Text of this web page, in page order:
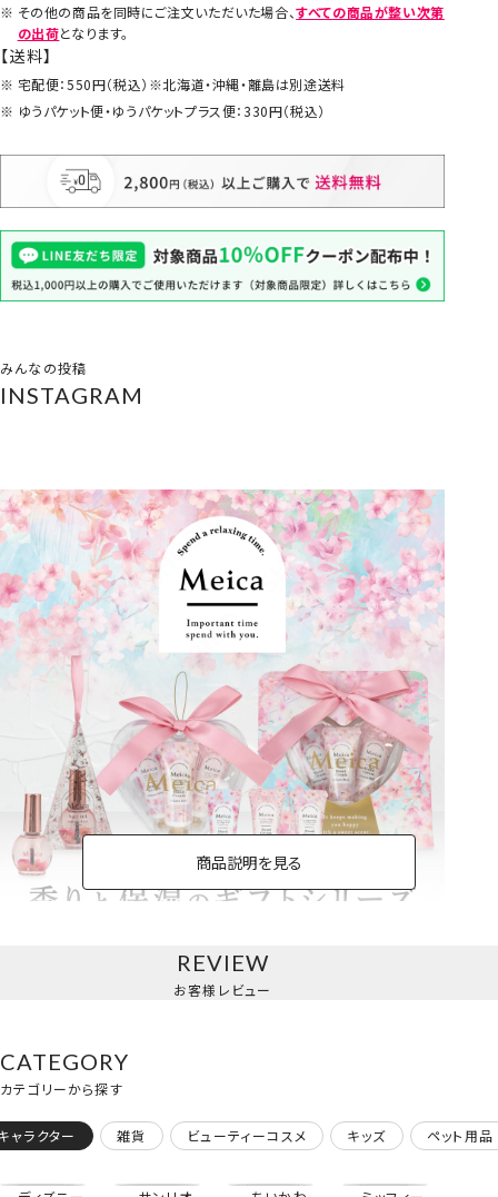
その他の商品を同時にご注文いただいた場合、すべての商品が整い次第
の出荷となります。
【送料】
宅配便：550円（税込）※北海道・沖縄・離島は別途送料
ゆうパケット便・ゆうパケットプラス便：330円（税込）
みんなの投稿
INSTAGRAM
商品説明を見る
REVIEW
お客様レビュー
CATEGORY
カテゴリーから探す
ャラクター 雑貨 ビューティーコスメ キッズ ペット用品